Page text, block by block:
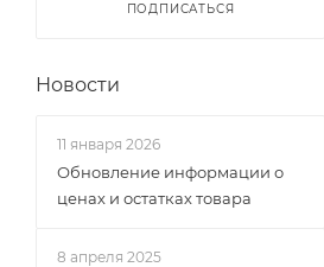
ПОДПИСАТЬСЯ
Новости
11 января 2026
Обновление информации о
ценах и остатках товара
8 апреля 2025